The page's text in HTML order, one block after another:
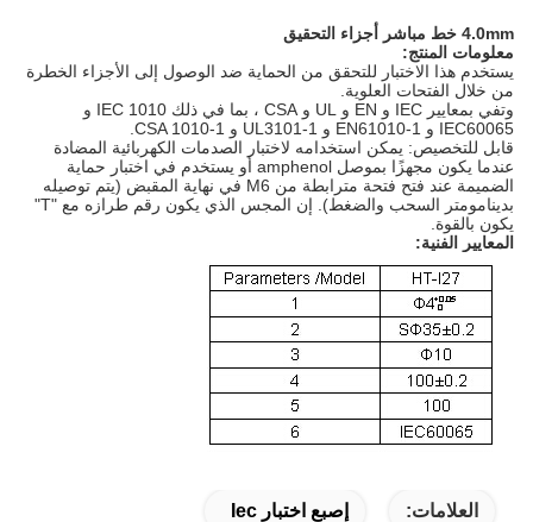
4.0mm خط مباشر أجزاء التحقيق
معلومات المنتج:
يستخدم هذا الاختبار للتحقق من الحماية ضد الوصول إلى الأجزاء الخطرة
من خلال الفتحات العلوية.
وتفي بمعايير IEC و EN و UL و CSA ، بما في ذلك IEC 1010 و
IEC60065 و EN61010-1 و UL3101-1 و CSA 1010-1.
قابل للتخصيص: يمكن استخدامه لاختبار الصدمات الكهربائية المضادة
عندما يكون مجهزًا بموصل amphenol أو يستخدم في اختبار حماية
الضميمة عند فتح فتحة مترابطة من M6 في نهاية المقبض (يتم توصيله
بدينامومتر السحب والضغط).
إن المجس الذي يكون رقم طرازه مع "T"
يكون بالقوة.
المعايير الفنية:
العلامات: إصبع اختبار Iec